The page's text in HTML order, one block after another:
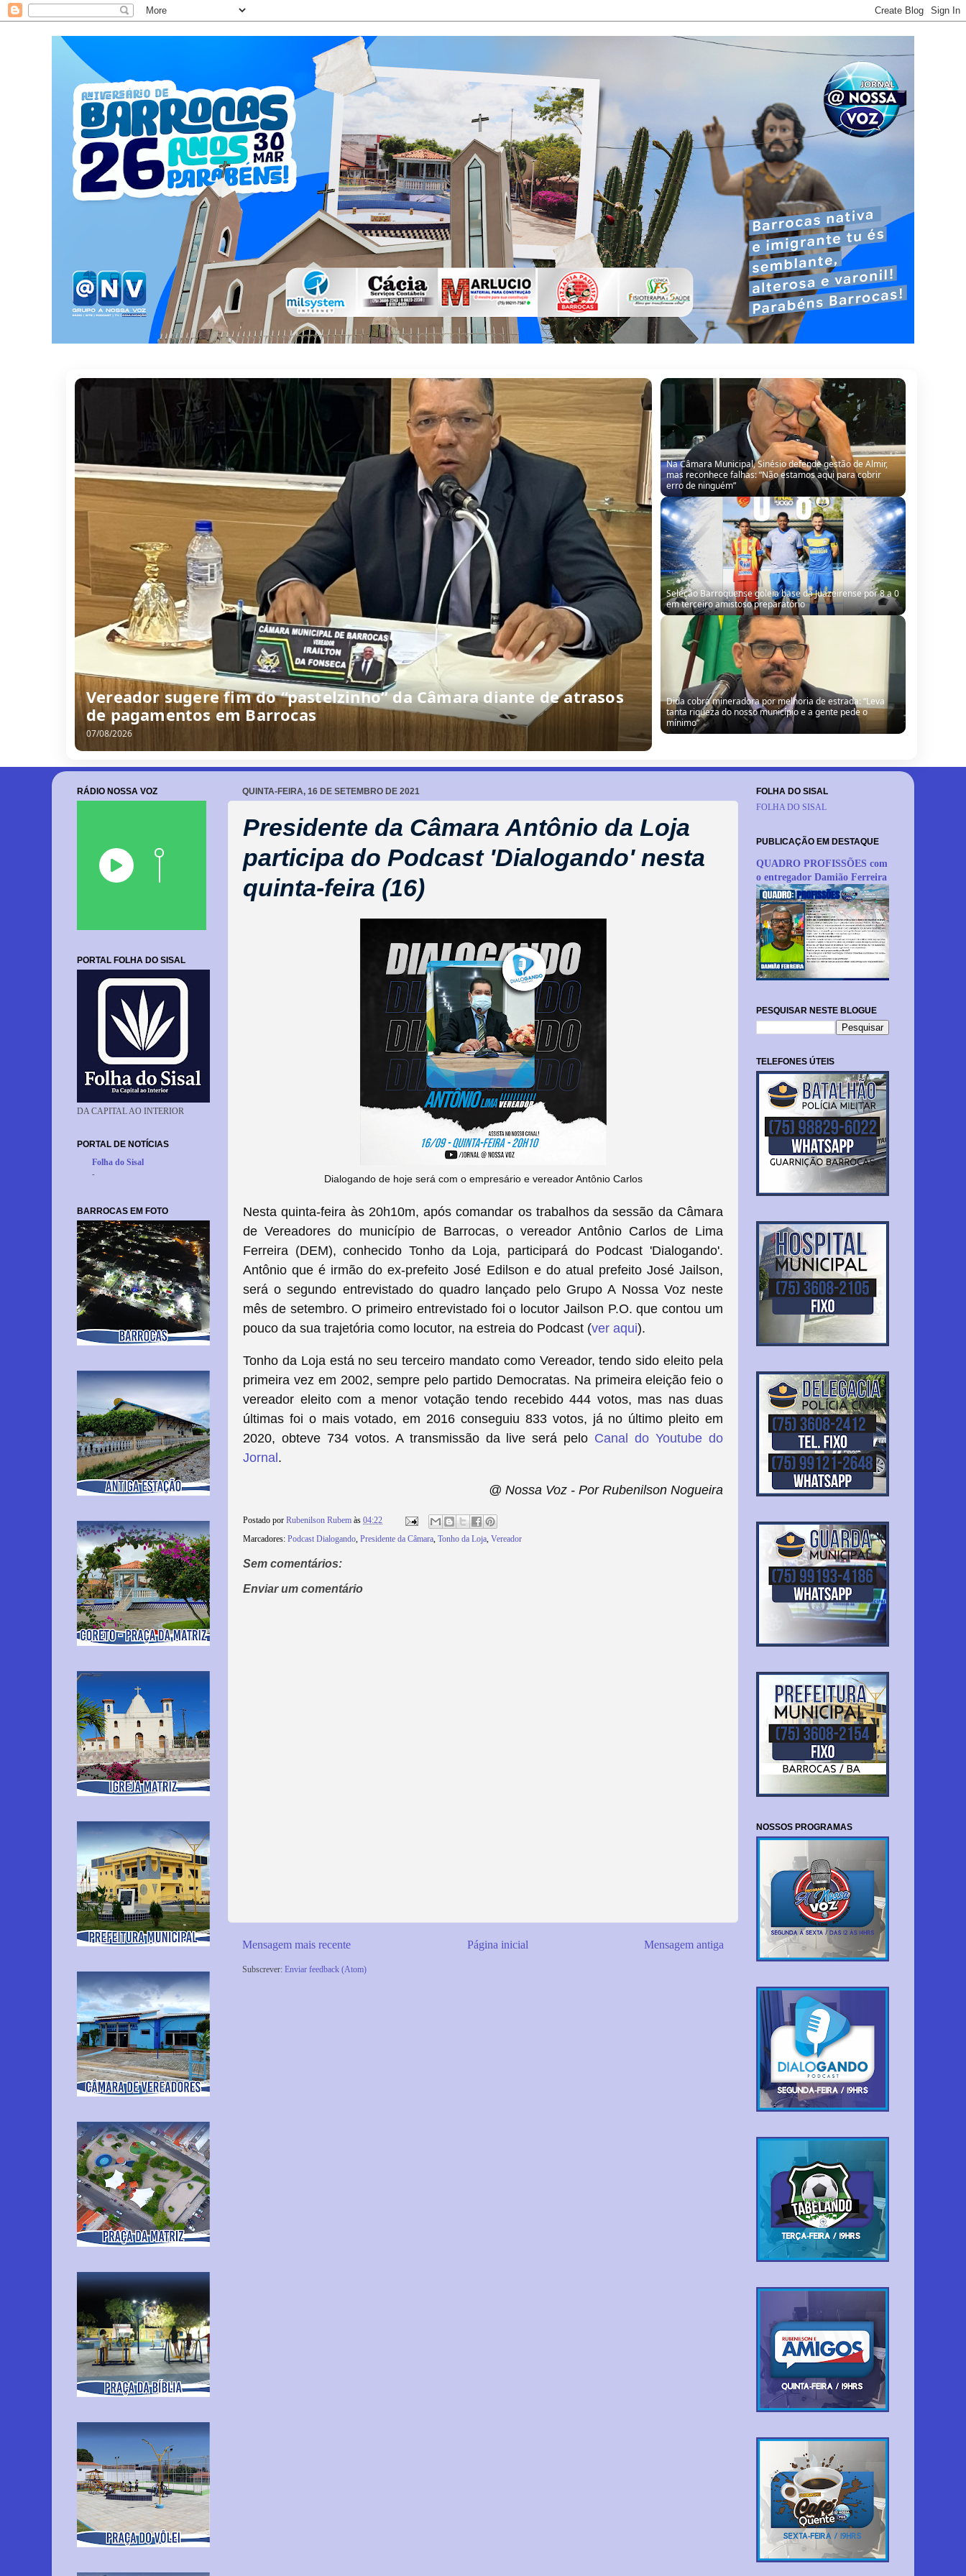
Vereador sugere fim do “pastelzinho” da Câmara diante de atrasos
de pagamentos em Barrocas
07/08/2026
Na Câmara Municipal, Sinésio defende gestão de Almir,
mas reconhece falhas: “Não estamos aqui para cobrir
erro de ninguém”
Seleção Barroquense goleia base da Juazeirense por 8 a 0
em terceiro amistoso preparatório
Dida cobra mineradora por melhoria de estrada: “Leva
tanta riqueza do nosso município e a gente pede o
mínimo”
QUINTA-FEIRA, 16 DE SETEMBRO DE 2021
Presidente da Câmara Antônio da Loja
participa do Podcast 'Dialogando' nesta
quinta-feira (16)
Dialogando de hoje será com o empresário e vereador Antônio Carlos
Nesta quinta-feira às 20h10m, após comandar os trabalhos da sessão da Câmara
de Vereadores do município de Barrocas, o vereador Antônio Carlos de Lima
Ferreira (DEM), conhecido Tonho da Loja, participará do Podcast 'Dialogando'.
Antônio que é irmão do ex-prefeito José Edilson e do atual prefeito José Jailson,
será o segundo entrevistado do quadro lançado pelo Grupo A Nossa Voz neste
mês de setembro. O primeiro entrevistado foi o locutor Jailson P.O. que contou um
pouco da sua trajetória como locutor, na estreia do Podcast (ver aqui).
Tonho da Loja está no seu terceiro mandato como Vereador, tendo sido eleito pela
primeira vez em 2002, sempre pelo partido Democratas. Na primeira eleição feio o
vereador eleito com a menor votação tendo recebido 444 votos, mas nas duas
últimas foi o mais votado, em 2016 conseguiu 833 votos, já no último pleito em
2020, obteve 734 votos. A transmissão da live será pelo Canal do Youtube do
Jornal.
@ Nossa Voz - Por Rubenilson Nogueira
Postado por Rubenilson Rubem às 04:22
Marcadores: Podcast Dialogando, Presidente da Câmara, Tonho da Loja, Vereador
Sem comentários:
Enviar um comentário
Mensagem mais recente Mensagem antiga
Página inicial
Subscrever: Enviar feedback (Atom)
RÁDIO NOSSA VOZ
PORTAL FOLHA DO SISAL
DA CAPITAL AO INTERIOR
PORTAL DE NOTÍCIAS
Folha do Sisal
-
BARROCAS EM FOTO
FOLHA DO SISAL
FOLHA DO SISAL
PUBLICAÇÃO EM DESTAQUE
QUADRO PROFISSÕES com
o entregador Damião Ferreira
PESQUISAR NESTE BLOGUE
TELEFONES ÚTEIS
NOSSOS PROGRAMAS